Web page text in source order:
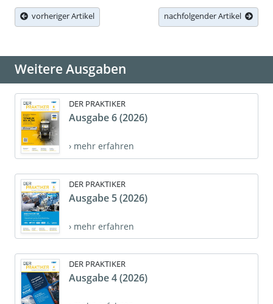
vorheriger Artikel nachfolgender Artikel
Weitere Ausgaben
DER PRAKTIKER
Ausgabe 6 (2026)
› mehr erfahren
DER PRAKTIKER
Ausgabe 5 (2026)
› mehr erfahren
DER PRAKTIKER
Ausgabe 4 (2026)